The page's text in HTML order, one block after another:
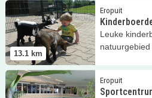
13.1 km
Eropuit
Leuke
Lees meer Kinderboerderij in
Eropuit
Lees meer Sportcentrum AeroFitt